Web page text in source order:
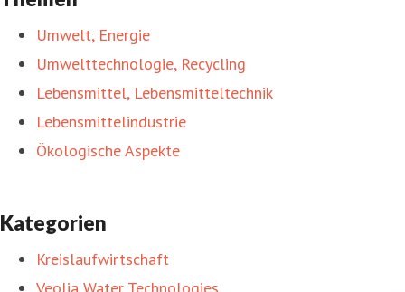
Umwelt, Energie
Umwelttechnologie, Recycling
Lebensmittel, Lebensmitteltechnik
Lebensmittelindustrie
Ökologische Aspekte
Kategorien
Kreislaufwirtschaft
Veolia Water Technologies